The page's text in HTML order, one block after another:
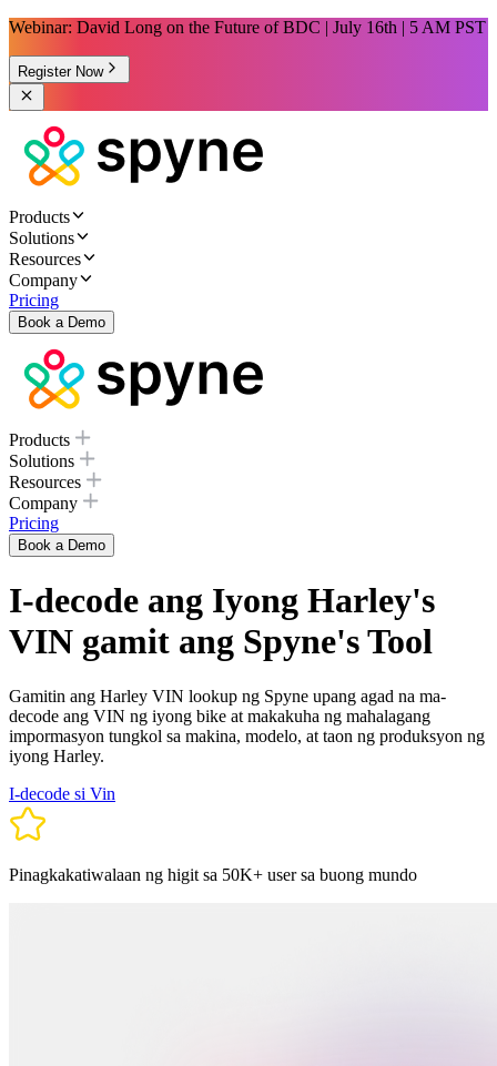
Webinar: David Long on the Future of BDC | July 16th | 5 AM PST
Register Now
Products
Solutions
Resources
Company
Pricing
Book a Demo
Products
Solutions
Resources
Company
Pricing
Book a Demo
I-decode ang Iyong Harley's
VIN gamit ang Spyne's Tool
Gamitin ang Harley VIN lookup ng Spyne upang agad na ma-
decode ang VIN ng iyong bike at makakuha ng mahalagang
impormasyon tungkol sa makina, modelo, at taon ng produksyon ng
iyong Harley.
I-decode si Vin
Pinagkakatiwalaan ng higit sa 50K+ user sa buong mundo